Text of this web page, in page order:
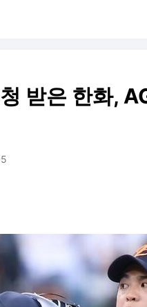
받은 한화,